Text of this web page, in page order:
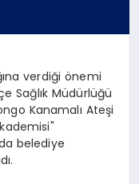
verdiği önemi
Sağlık Müdürlüğü
Kanamalı Ateşi
belediye